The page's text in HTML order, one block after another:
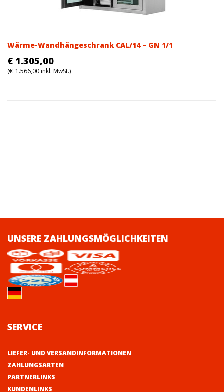
Wärme-Wandhängeschrank CAL/14 – GN 1/1
€ 1.305,00
(€ 1.566,00inkl. MwSt.)
UNSERE ZAHLUNGSMÖGLICHKEITEN
SERVICE
LIEFER- UND VERSANDINFORMATIONEN
ZAHLUNGSARTEN
PARTNERLINKS
KUNDENLINKS